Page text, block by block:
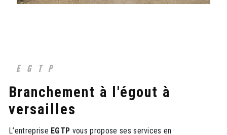
EGTP
branchement à l'égout à
versailles
L’entreprise EGTP vous propose ses services en